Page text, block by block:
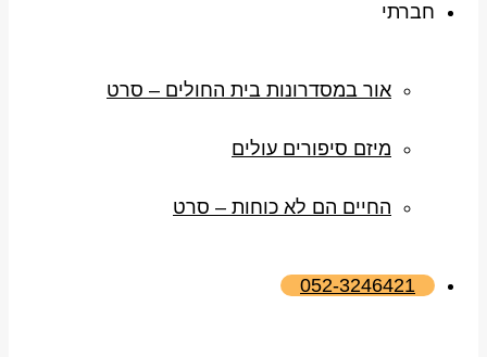
חברתי
אור במסדרונות בית החולים – סרט
מיזם סיפורים עולים
החיים הם לא כוחות – סרט
052-3246421